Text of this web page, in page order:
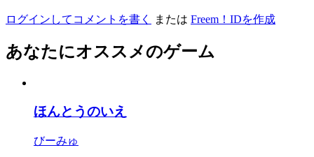
ログインしてコメントを書く または Freem！IDを作成
あなたにオススメのゲーム
ほんとうのいえ
びーみゅ